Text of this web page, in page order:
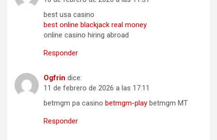
best usa casino
best online blackjack real money
online casino hiring abroad
Responder
Ogfrin dice:
11 de febrero de 2026 a las 17:11
betmgm pa casino betmgm-play betmgm MT
Responder